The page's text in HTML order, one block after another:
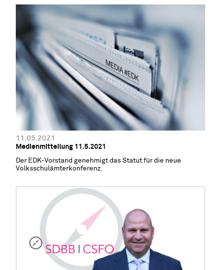
11.05.2021
Medienmitteilung 11.5.2021
Der EDK-Vorstand genehmigt das Statut für die neue
Volksschulämterkonferenz.